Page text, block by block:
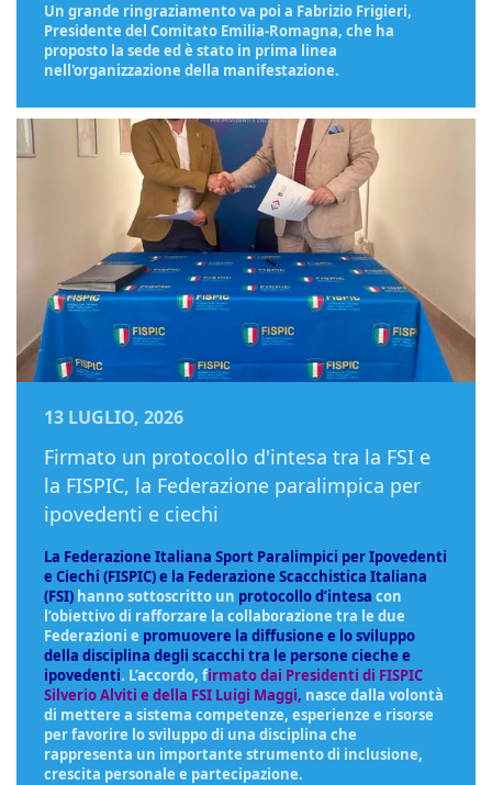
Un grande ringraziamento va poi a Fabrizio Frigieri,
Presidente del Comitato Emilia-Romagna, che ha
proposto la sede ed è stato in prima linea
nell'organizzazione della manifestazione.
13 LUGLIO, 2026
Firmato un protocollo d'intesa tra la FSI e
la FISPIC, la Federazione paralimpica per
ipovedenti e ciechi
La Federazione Italiana Sport Paralimpici per Ipovedenti
e Ciechi (FISPIC) e la Federazione Scacchistica Italiana
(FSI) hanno sottoscritto un protocollo d’intesa con
l’obiettivo di rafforzare la collaborazione tra le due
Federazioni e promuovere la diffusione e lo sviluppo
della disciplina degli scacchi tra le persone cieche e
ipovedenti. L’accordo, firmato dai Presidenti di FISPIC
Silverio Alviti e della FSI Luigi Maggi, nasce dalla volontà
di mettere a sistema competenze, esperienze e risorse
per favorire lo sviluppo di una disciplina che
rappresenta un importante strumento di inclusione,
crescita personale e partecipazione.